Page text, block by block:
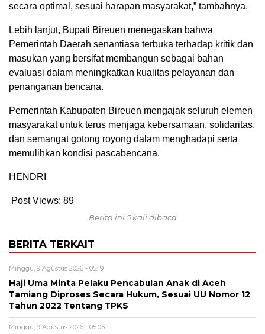
secara optimal, sesuai harapan masyarakat,” tambahnya.
Lebih lanjut, Bupati Bireuen menegaskan bahwa
Pemerintah Daerah senantiasa terbuka terhadap kritik dan
masukan yang bersifat membangun sebagai bahan
evaluasi dalam meningkatkan kualitas pelayanan dan
penanganan bencana.
Pemerintah Kabupaten Bireuen mengajak seluruh elemen
masyarakat untuk terus menjaga kebersamaan, solidaritas,
dan semangat gotong royong dalam menghadapi serta
memulihkan kondisi pascabencana.
HENDRI
Post Views: 89
Berita ini 5 kali dibaca
BERITA TERKAIT
Minggu, 9 Agustus 2026 - 05:19
Haji Uma Minta Pelaku Pencabulan Anak di Aceh
Tamiang Diproses Secara Hukum, Sesuai UU Nomor 12
Tahun 2022 Tentang TPKS
Minggu, 9 Agustus 2026 - 05:05